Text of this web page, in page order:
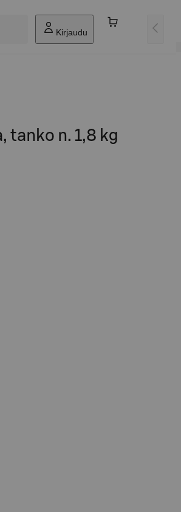
Kirjaudu
tanko n. 1,8 kg